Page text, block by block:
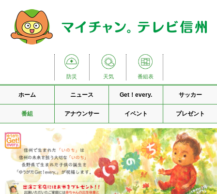
防災 天気 番組表
ホーム ニュース Get！every. サッカー
番組 アナウンサー イベント プレゼント